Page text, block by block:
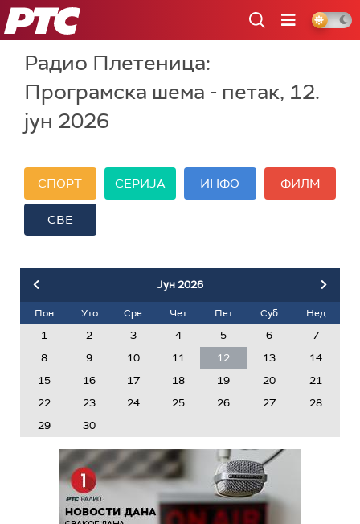
РТС
Радио Плетеница:
Програмска шема - петак, 12.
јун 2026
СПОРТ СЕРИЈА ИНФО ФИЛМ
СВЕ
Јун2026
Пон Уто Сре Чет Пет Суб Нед
1 2 3 4 5 6
7
8
9 10 11 12 13
14
15
16 17 18 19 20
21
22
23 24 25 26 27
28
29
30